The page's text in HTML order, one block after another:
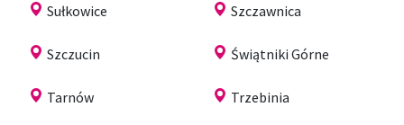
Sułkowice Szczawnica
Szczucin Świątniki Górne
Tarnów Trzebinia